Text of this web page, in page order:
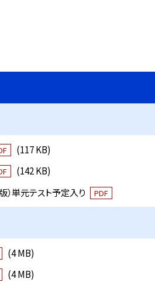
(117 KB)
(142 KB)
）単元テスト予定入り
PDF
(4 MB)
(4 MB)